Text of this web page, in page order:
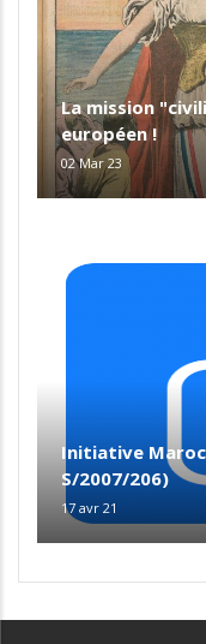
La mission
européen !
02 Mar 23
Initiative
S/2007/206)
17 avr 21